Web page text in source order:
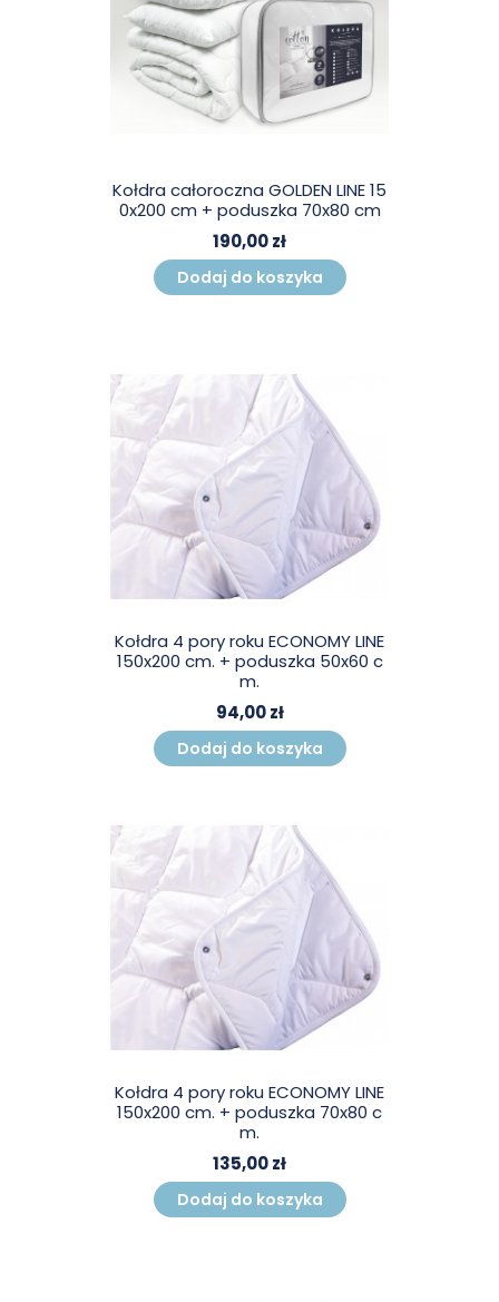
Kołdra całoroczna GOLDEN LINE 15
0x200 cm + poduszka 70x80 cm
190,00 zł
Dodaj do koszyka
Kołdra 4 pory roku ECONOMY LINE
150x200 cm. + poduszka 50x60 c
m.
94,00 zł
Dodaj do koszyka
Kołdra 4 pory roku ECONOMY LINE
150x200 cm. + poduszka 70x80 c
m.
135,00 zł
Dodaj do koszyka